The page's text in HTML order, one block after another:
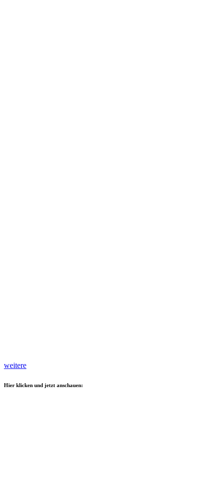
weitere
Hier klicken und jetzt anschauen: